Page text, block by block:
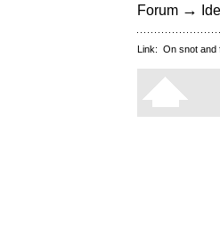
Forum →
Link: On snot and